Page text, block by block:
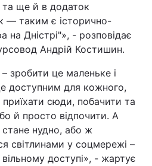
та ще й в додаток
— таким є історично-
на Дністрі"», - розповідає
Андрій Костишин.
зробити це маленьке і
доступним для кожного,
сюди, побачити та
й просто відпочити. А
нудно, або ж
світлинами у соцмережі –
доступі», - жартує